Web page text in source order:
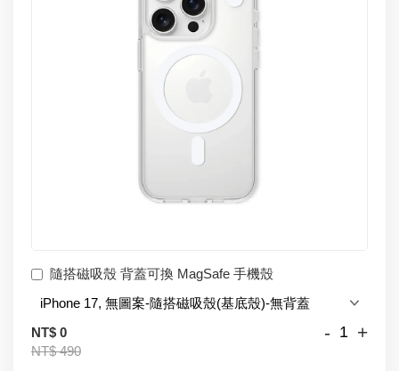
隨搭磁吸殼 背蓋可換 MagSafe 手機殼
NT$ 0
NT$ 490
- +